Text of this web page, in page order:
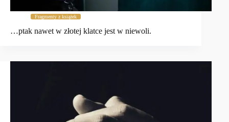
Fragmenty z książek
…ptak nawet w złotej klatce jest w niewoli.